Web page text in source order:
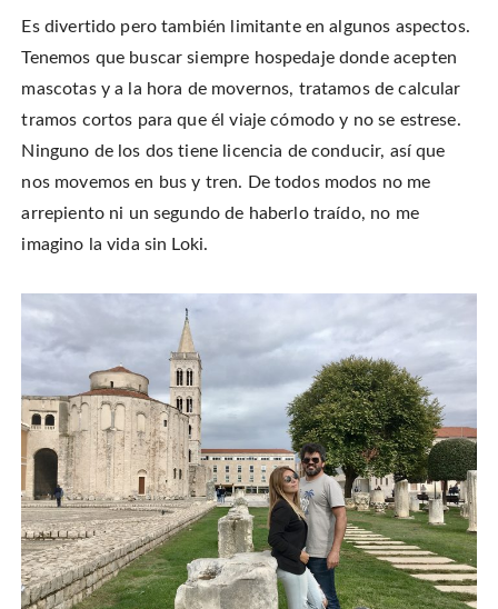
Es divertido pero también limitante en algunos aspectos.
Tenemos que buscar siempre hospedaje donde acepten
mascotas y a la hora de movernos, tratamos de calcular
tramos cortos para que él viaje cómodo y no se estrese.
Ninguno de los dos tiene licencia de conducir, así que
nos movemos en bus y tren. De todos modos no me
arrepiento ni un segundo de haberlo traído, no me
imagino la vida sin Loki.